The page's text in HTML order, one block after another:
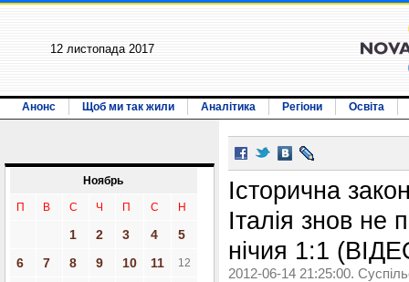
12 листопада 2017
Анонс Щоб ми так жили Аналітика Регіони Освіта
Ноябрь
П В С Ч П С Н
1 2 3 4
5
6
7 8 9 10 11 12
Історична
Італія знов не
нічия 1:1
2012-06-14 21:25:00.